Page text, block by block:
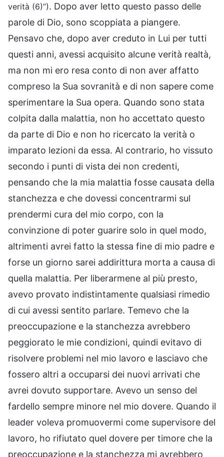
verità (6)”). Dopo aver letto questo passo delle
parole di Dio, sono scoppiata a piangere.
Pensavo che, dopo aver creduto in Lui per tutti
questi anni, avessi acquisito alcune verità realtà,
ma non mi ero resa conto di non aver affatto
compreso la Sua sovranità e di non sapere come
sperimentare la Sua opera. Quando sono stata
colpita dalla malattia, non ho accettato questo
da parte di Dio e non ho ricercato la verità o
imparato lezioni da essa. Al contrario, ho vissuto
secondo i punti di vista dei non credenti,
pensando che la mia malattia fosse causata della
stanchezza e che dovessi concentrarmi sul
prendermi cura del mio corpo, con la
convinzione di poter guarire solo in quel modo,
altrimenti avrei fatto la stessa fine di mio padre e
forse un giorno sarei addirittura morta a causa di
quella malattia. Per liberarmene al più presto,
avevo provato indistintamente qualsiasi rimedio
di cui avessi sentito parlare. Temevo che la
preoccupazione e la stanchezza avrebbero
peggiorato le mie condizioni, quindi evitavo di
risolvere problemi nel mio lavoro e lasciavo che
fossero altri a occuparsi dei nuovi arrivati che
avrei dovuto supportare. Avevo un senso del
fardello sempre minore nel mio dovere. Quando il
leader voleva promuovermi come supervisore del
lavoro, ho rifiutato quel dovere per timore che la
preoccupazione e la stanchezza mi avrebbero